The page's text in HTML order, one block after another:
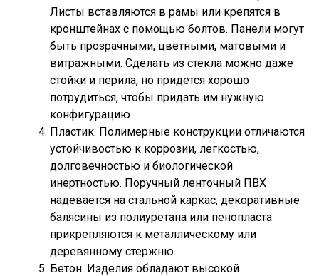
Листы вставляются в рамы или крепятся в
кронштейнах с помощью болтов. Панели могут
быть прозрачными, цветными, матовыми и
витражными. Сделать из стекла можно даже
стойки и перила, но придется хорошо
потрудиться, чтобы придать им нужную
конфигурацию.
Пластик. Полимерные конструкции отличаются
устойчивостью к коррозии, легкостью,
долговечностью и биологической
инертностью. Поручный ленточный ПВХ
надевается на стальной каркас, декоративные
балясины из полиуретана или пенопласта
прикрепляются к металлическому или
деревянному стержню.
Бетон. Изделия обладают высокой